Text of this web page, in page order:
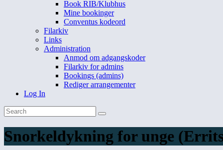
Book RIB/Klubhus
Mine bookinger
Conventus kodeord
Filarkiv
Links
Administration
Anmod om adgangskoder
Filarkiv for admins
Bookings (admins)
Rediger arrangementer
Log In
Snorkeldykning for unge